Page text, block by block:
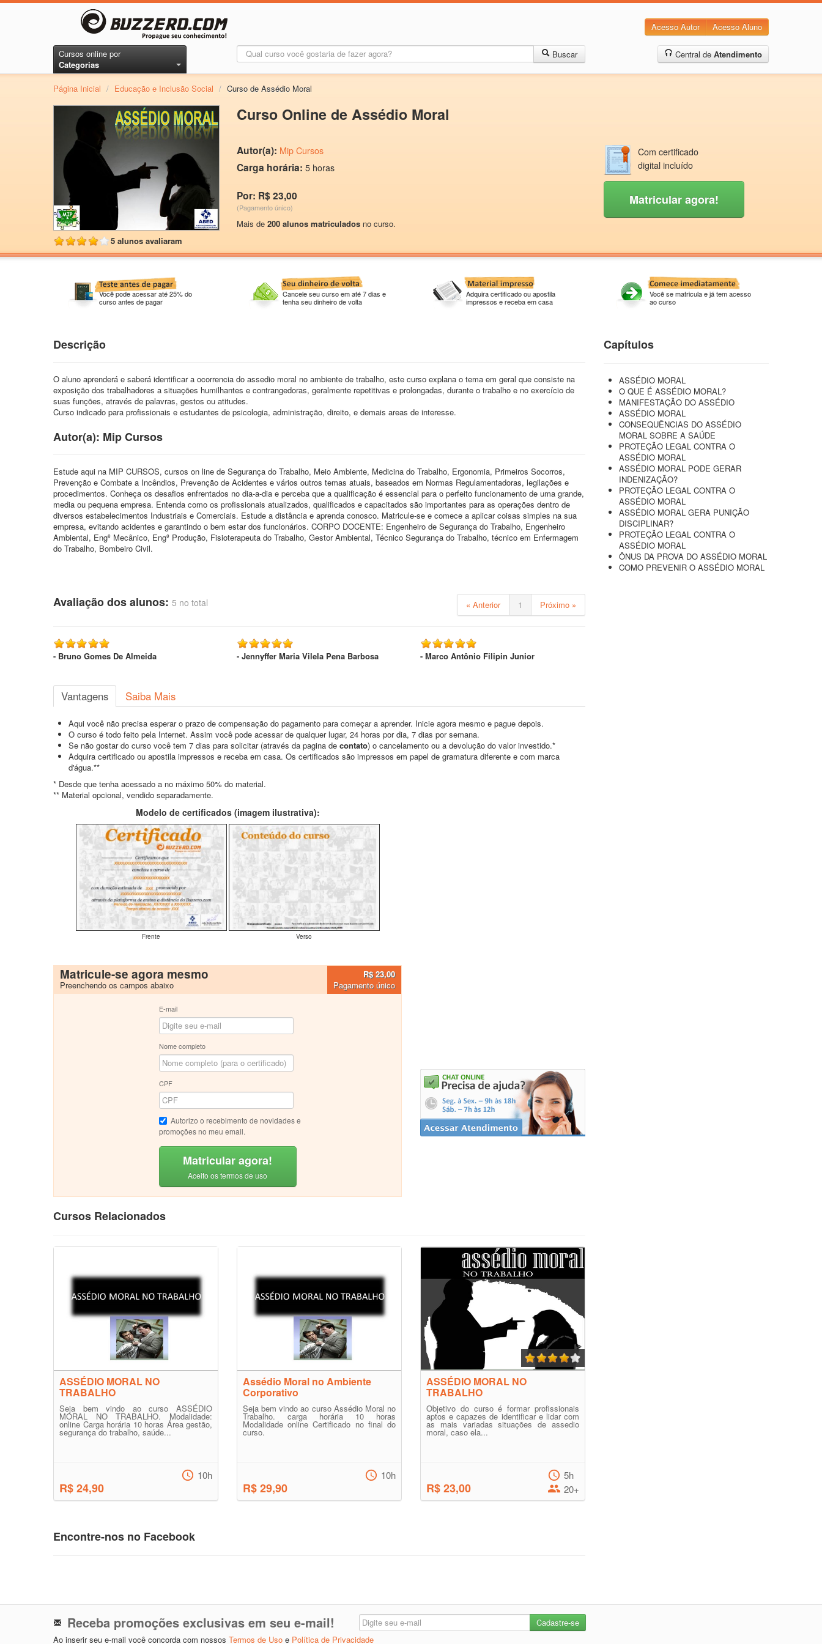
Acesso Autor Acesso Aluno
Cursos online por
Categorias
Buscar Central de Atendimento
Página Inicial / Educação e Inclusão Social / Curso de Assédio Moral
5 alunos avaliaram
Curso Online de Assédio Moral
Autor(a): Mip Cursos
Carga horária: 5 horas
Por: R$ 23,00
(Pagamento único)
Mais de 200 alunos matriculados no curso.
Com certificado
digital incluído
Matricular agora!
Você pode acessar até 25% do
curso antes de pagar
Cancele seu curso em até 7 dias e
tenha seu dinheiro de volta
Adquira certificado ou apostila
impressos e receba em casa
Você se matricula e já tem acesso
ao curso
Descrição
O aluno aprenderá e saberá identificar a ocorrencia do assedio moral no ambiente de trabalho, este curso explana o tema em geral que consiste na
exposição dos trabalhadores a situações humilhantes e contrangedoras, geralmente repetitivas e prolongadas, durante o trabalho e no exercício de
suas funções, através de palavras, gestos ou atitudes.
Curso indicado para profissionais e estudantes de psicologia, administração, direito, e demais areas de interesse.
Autor(a): Mip Cursos
Estude aqui na MIP CURSOS, cursos on line de Segurança do Trabalho, Meio Ambiente, Medicina do Trabalho, Ergonomia, Primeiros Socorros,
Prevenção e Combate a Incêndios, Prevenção de Acidentes e vários outros temas atuais, baseados em Normas Regulamentadoras, legilações e
procedimentos. Conheça os desafios enfrentados no dia-a-dia e perceba que a qualificação é essencial para o perfeito funcionamento de uma grande,
media ou pequena empresa. Entenda como os profissionais atualizados, qualificados e capacitados são importantes para as operações dentro de
diversos estabelecimentos Industriais e Comerciais. Estude a distância e aprenda conosco. Matricule-se e comece a aplicar coisas simples na sua
empresa, evitando acidentes e garantindo o bem estar dos funcionários. CORPO DOCENTE: Engenheiro de Segurança do Trabalho, Engenheiro
Ambiental, Engº Mecânico, Engº Produção, Fisioterapeuta do Trabalho, Gestor Ambiental, Técnico Segurança do Trabalho, técnico em Enfermagem
do Trabalho, Bombeiro Civil.
Avaliação dos alunos: 5 no total « Anterior 1 Próximo »
- Bruno Gomes De Almeida - Jennyffer Maria Vilela Pena Barbosa - Marco Antônio Filipin Junior
Vantagens Saiba Mais
Aqui você não precisa esperar o prazo de compensação do pagamento para começar a aprender. Inicie agora mesmo e pague depois.
O curso é todo feito pela Internet. Assim você pode acessar de qualquer lugar, 24 horas por dia, 7 dias por semana.
Se não gostar do curso você tem 7 dias para solicitar (através da pagina de contato) o cancelamento ou a devolução do valor investido.*
Adquira certificado ou apostila impressos e receba em casa. Os certificados são impressos em papel de gramatura diferente e com marca
d'água.**
* Desde que tenha acessado a no máximo 50% do material.
** Material opcional, vendido separadamente.
Modelo de certificados (imagem ilustrativa):
Frente Verso
Matricule-se agora mesmo
Preenchendo os campos abaixo
R$ 23,00
Pagamento único
E-mail
Nome completo
CPF
Autorizo o recebimento de novidades e
promoções no meu email.
Matricular agora!
Aceito os termos de uso
Cursos Relacionados
ASSÉDIO MORAL NO
TRABALHO
Seja bem vindo ao curso ASSÉDIO
MORAL NO TRABALHO. Modalidade:
online Carga horária 10 horas Área gestão,
segurança do trabalho, saúde...
R$ 24,90
10h
Assédio Moral no Ambiente
Corporativo
Seja bem vindo ao curso Assédio Moral no
Trabalho. carga horária 10 horas
Modalidade online Certificado no final do
curso.
R$ 29,90
10h
ASSÉDIO MORAL NO
TRABALHO
Objetivo do curso é formar profissionais
aptos e capazes de identificar e lidar com
as mais variadas situações de assedio
moral, caso ela...
R$ 23,00
5h
20+
Encontre-nos no Facebook
Capítulos
ASSÉDIO MORAL
O QUE É ASSÉDIO MORAL?
MANIFESTAÇÃO DO ASSÉDIO
ASSÉDIO MORAL
CONSEQUÊNCIAS DO ASSÉDIO
MORAL SOBRE A SAÚDE
PROTEÇÃO LEGAL CONTRA O
ASSÉDIO MORAL
ASSÉDIO MORAL PODE GERAR
INDENIZAÇÃO?
PROTEÇÃO LEGAL CONTRA O
ASSÉDIO MORAL
ASSÉDIO MORAL GERA PUNIÇÃO
DISCIPLINAR?
PROTEÇÃO LEGAL CONTRA O
ASSÉDIO MORAL
ÔNUS DA PROVA DO ASSÉDIO MORAL
COMO PREVENIR O ASSÉDIO MORAL
Receba promoções exclusivas em seu e-mail!
Ao inserir seu e-mail você concorda com nossos Termos de Uso e Política de Privacidade